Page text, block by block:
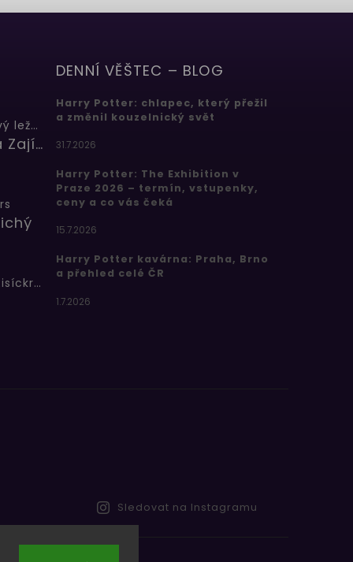
Butterbeer: Máslový ležák
Barbora Zajícová
Bertíkovy fazolky tisíckrát jinak
DENNÍ VĚŠTEC – BLOG
Harry Potter: chlapec, který přežil
a změnil kouzelnický svět
31.7.2026
Harry Potter: The Exhibition v
Praze 2026 – termín, vstupenky,
ceny a co vás čeká
15.7.2026
Harry Potter kavárna: Praha, Brno
a přehled celé ČR
1.7.2026
Sledovat na Instagramu